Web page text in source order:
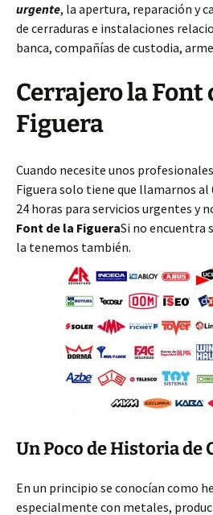
urgente, la apertura, reparación y
de cerraduras e instalaciones
banca, compañías de custodia,
Cerrajero la Font
Figuera
Cuando necesite unos
Figuera solo tiene que llamarnos al
24 horas para servicios urgentes y
Font de la FigueraSi no encuentra
la tenemos también.
Un Poco de Historia de
En un principio se conocían como
especialmente con metales,